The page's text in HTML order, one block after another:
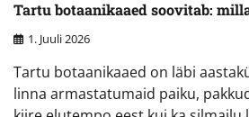
Tartu botaanikaaed soovitab:
1. Juuli 2026
Tartu botaanikaaed on läbi
linna armastatumaid paiku,